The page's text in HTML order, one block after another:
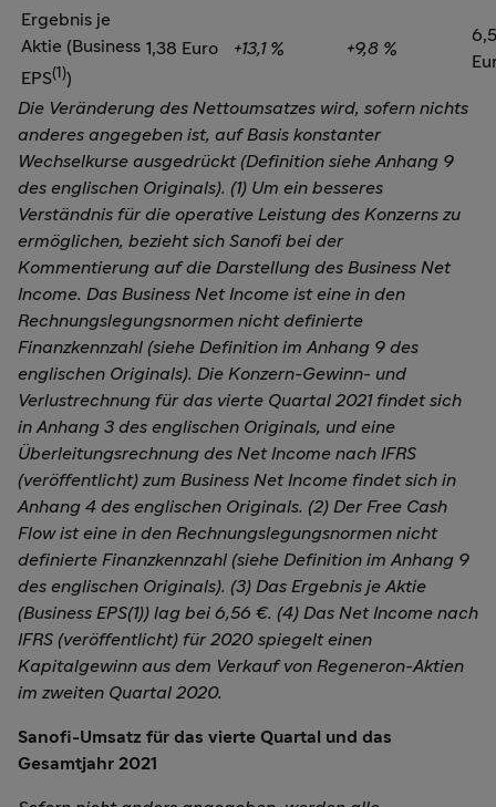
Ergebnis je
Aktie (Business
EPS(1))
1,38 Euro +13,1 % +9,8 %
Die Veränderung des Nettoumsatzes wird, sofern nichts
anderes angegeben ist, auf Basis konstanter
Wechselkurse ausgedrückt (Definition siehe Anhang 9
des englischen Originals). (1) Um ein besseres
Verständnis für die operative Leistung des Konzerns zu
ermöglichen, bezieht sich Sanofi bei der
Kommentierung auf die Darstellung des Business Net
Income. Das Business Net Income ist eine in den
Rechnungslegungsnormen nicht definierte
Finanzkennzahl (siehe Definition im Anhang 9 des
englischen Originals). Die Konzern-Gewinn- und
Verlustrechnung für das vierte Quartal 2021 findet sich
in Anhang 3 des englischen Originals, und eine
Überleitungsrechnung des Net Income nach IFRS
(veröffentlicht) zum Business Net Income findet sich in
Anhang 4 des englischen Originals. (2) Der Free Cash
Flow ist eine in den Rechnungslegungsnormen nicht
definierte Finanzkennzahl (siehe Definition im Anhang 9
des englischen Originals). (3) Das Ergebnis je Aktie
(Business EPS(1)) lag bei 6,56 €. (4) Das Net Income nach
IFRS (veröffentlicht) für 2020 spiegelt einen
Kapitalgewinn aus dem Verkauf von Regeneron-Aktien
im zweiten Quartal 2020.
Sanofi-Umsatz für das vierte Quartal und das
Gesamtjahr 2021